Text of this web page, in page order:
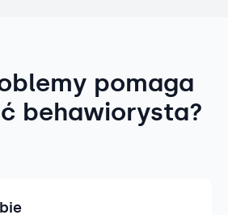
pomaga
behawiorysta?